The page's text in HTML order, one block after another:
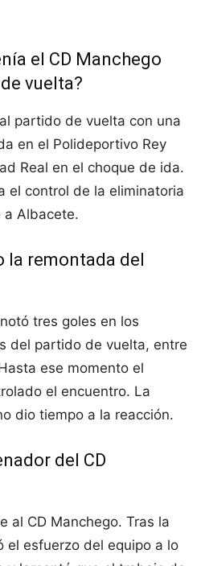
el CD Manchego
vuelta?
partido de vuelta con una
en el Polideportivo Rey
Real en el choque de ida.
el control de la eliminatoria
a Albacete.
la remontada del
tres goles en los
del partido de vuelta, entre
ese momento el
el encuentro. La
dio tiempo a la reacción.
del CD
al CD Manchego. Tras la
el esfuerzo del equipo a lo